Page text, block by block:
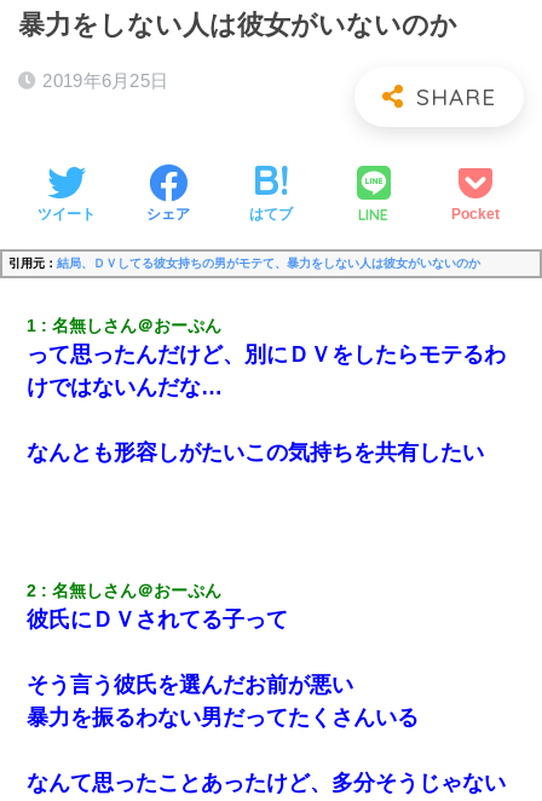
暴力をしない人は彼女がいないのか
2019年6月25日
ツイート シェア はてブ LINE Pocket
引用元： 結局、ＤＶしてる彼女持ちの男がモテて、暴力をしない人は彼女がいないのか
1 名無しさん＠おーぷん
って思ったんだけど、別にＤＶをしたらモテるわ
けではないんだな…
なんとも形容しがたいこの気持ちを共有したい
2 名無しさん＠おーぷん
彼氏にＤＶされてる子って
そう言う彼氏を選んだお前が悪い
暴力を振るわない男だってたくさんいる
なんて思ったことあったけど、多分そうじゃない